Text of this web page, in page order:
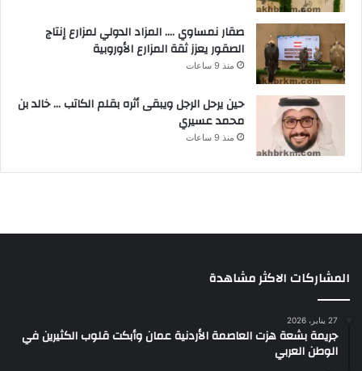
صقار نمساوي …. المزاد الدولي لمزارع إنتاج
الصقور يعزز ثقة المزارع الأوروبية
منذ 9 ساعات
حين يرحل الرجل ويبقى أثره بقلم الكاتب … خالد بن
محمد عسيري
منذ 9 ساعات
المشاركات الاكثر مشاهدة
27 يناير، 2026
جريمة بشعة هزت العاصمة الأردنية عمان وأبكت قلوب الكثيرين في
الوطن العربي